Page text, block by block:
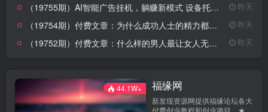
（19755期）AI智能广告挂机，躺赚新模式 设备托管运行，解放双手持续变现 昨天
（19754期）付费文章：为什么成功人士的精力都很旺盛？ 昨天
（19752期）付费文章：什么样的男人最让女人无法抵抗？ 昨天
44.1W+ 福缘网
新发现资源网提供福缘论坛各大
付费创业教程和创业项目，★每